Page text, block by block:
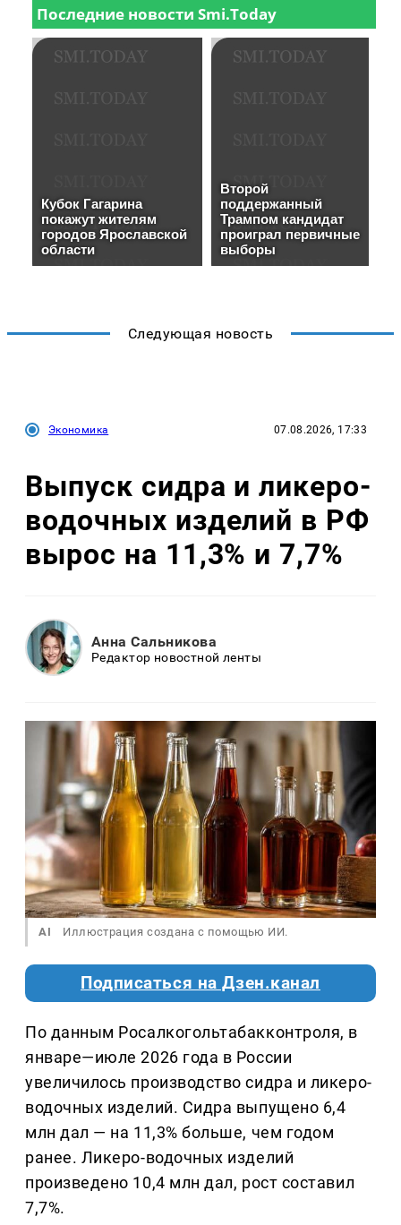
Следующая новость
Экономика 07.08.2026, 17:33
Выпуск сидра и ликеро-
водочных изделий в РФ
вырос на 11,3% и 7,7%
Анна Сальникова
Редактор новостной ленты
AI Иллюстрация создана с помощью ИИ.
Подписаться на Дзен.канал
По данным Росалкогольтабакконтроля, в
январе—июле 2026 года в России
увеличилось производство сидра и ликеро-
водочных изделий. Сидра выпущено 6,4
млн дал — на 11,3% больше, чем годом
ранее. Ликеро-водочных изделий
произведено 10,4 млн дал, рост составил
7,7%.